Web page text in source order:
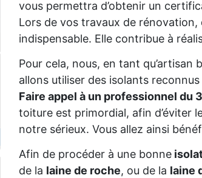
vous permettra d’obtenir un
Lors de vos travaux de
indispensable. Elle contribue à
Pour cela, nous, en tant qu’artisan
allons utiliser des isolants
Faire appel à un professionnel du
toiture est primordial, afin d’éviter
notre sérieux. Vous allez ainsi
Afin de procéder à une bonne
de la laine de roche, ou de la laine